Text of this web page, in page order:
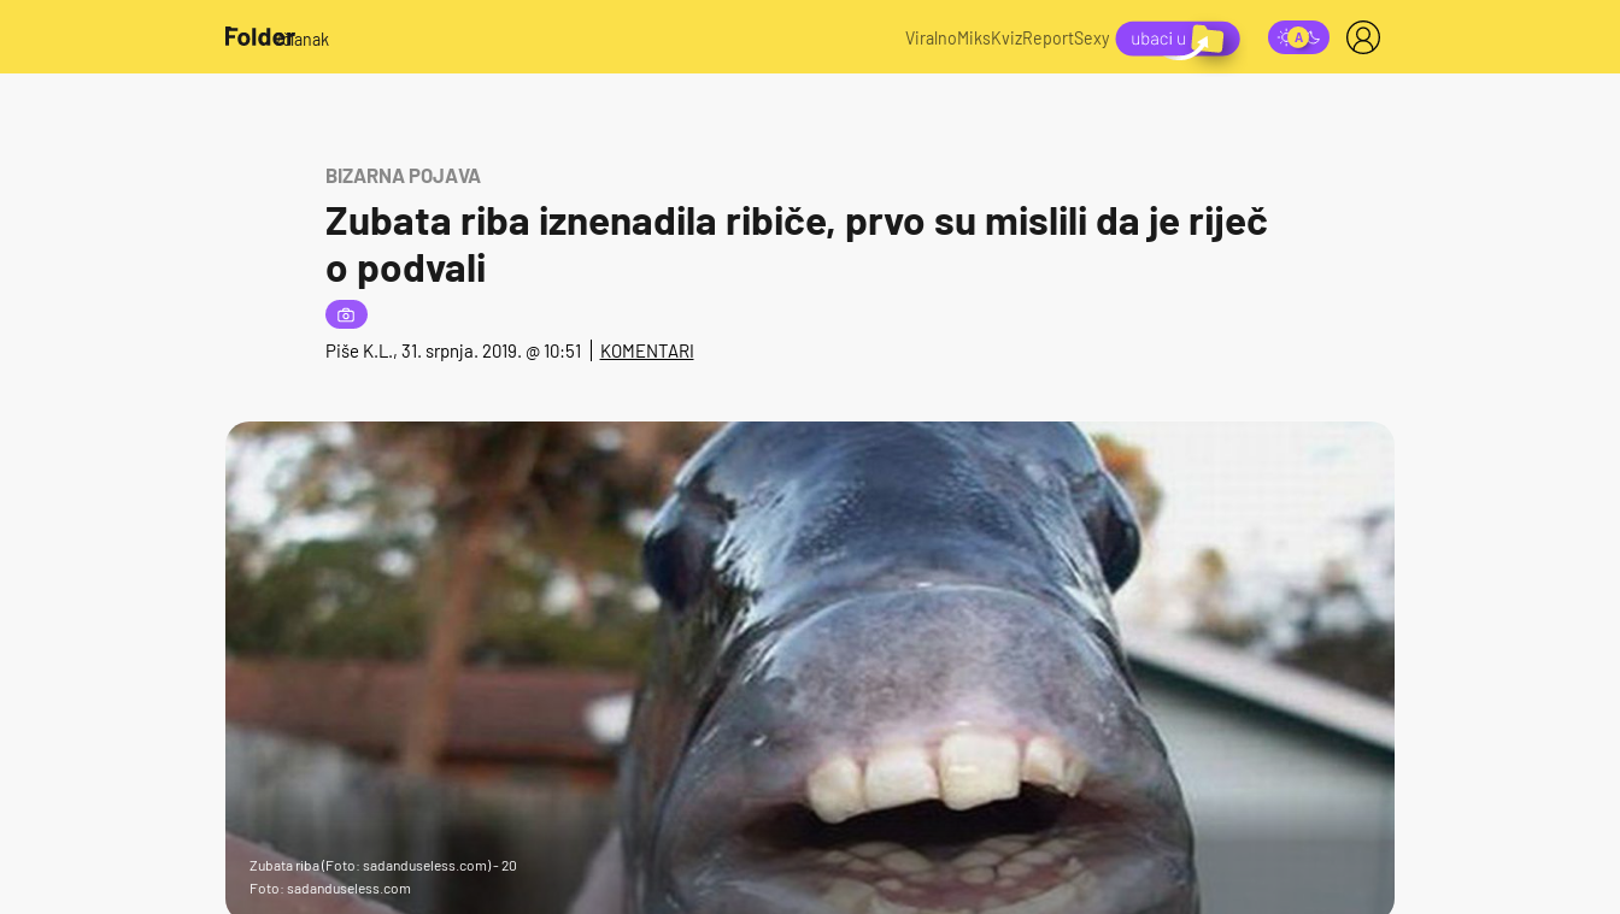
/članak ViralnoMiksKvizReportSexy
BIZARNA POJAVA
Zubata riba iznenadila ribiče, prvo su mislili da je riječ
o podvali
Piše K.L., 31. srpnja. 2019. @ 10:51 KOMENTARI
Zubata riba (Foto: sadanduseless.com) - 20
Foto: sadanduseless.com